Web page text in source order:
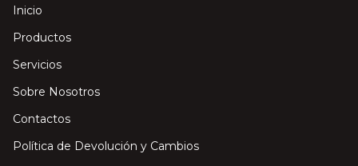
Inicio
Productos
Servicios
Sobre Nosotros
Contactos
Política de Devolución y Cambios